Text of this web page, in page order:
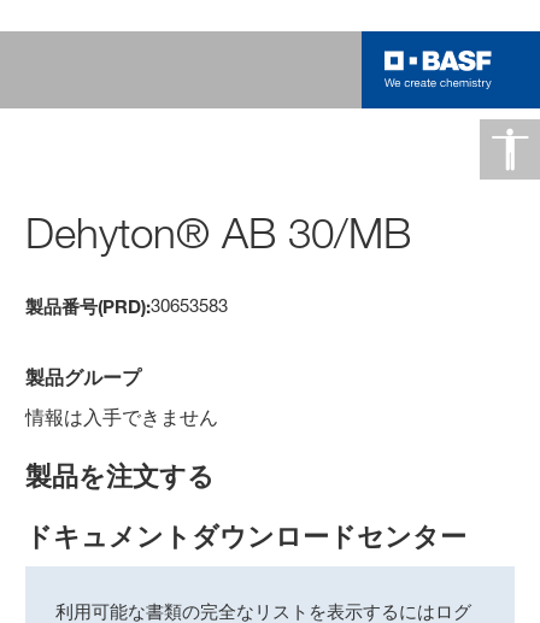
Dehyton® AB 30/MB
製品番号(PRD):30653583
製品グループ
情報は入手できません
製品を注文する
ドキュメントダウンロードセンター
利用可能な書類の完全なリストを表示するにはログ